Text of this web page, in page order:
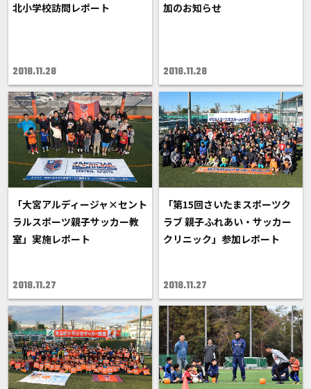
北小学校訪問レポート
2018.11.28
加のお知らせ
2018.11.28
「大宮アルディージャ×セント
ラルスポーツ親子サッカー教
室」実施レポート
2018.11.27
「第15回さいたまスポーツク
ラブ 親子ふれあい・サッカー
クリニック」参加レポート
2018.11.27